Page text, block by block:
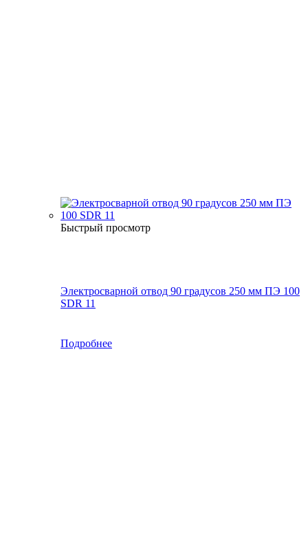
Быстрый просмотр
Электросварной отвод 90 градусов 250 мм ПЭ 100
SDR 11
Подробнее